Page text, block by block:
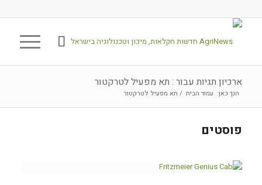
ארכיון תגיות עבור : תא מפעיל לטרקטור
הנך כאן: עמוד הבית / תא מפעיל לטרקטור
פוסטים